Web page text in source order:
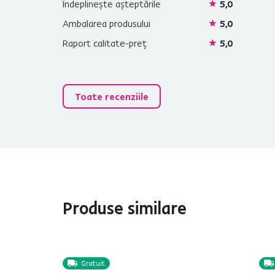
Îndeplinește așteptările
5,0
Ambalarea produsului
5,0
Raport calitate-preț
5,0
Toate recenziile
Produse similare
Gratuit